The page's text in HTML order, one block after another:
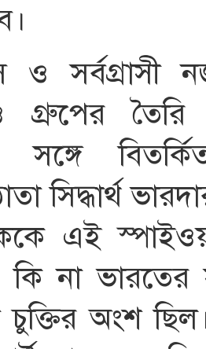
ও সর্বগ্রাসী
তৈরি
সঙ্গে
সিদ্ধার্থ
এই
কি না
চুক্তির অংশ